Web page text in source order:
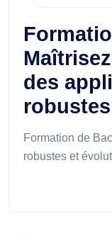
des
Formation de
robustes et